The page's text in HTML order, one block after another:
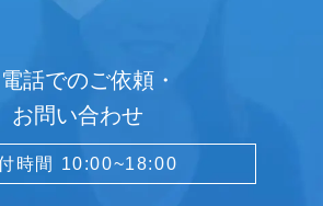
話でのご依頼・
お問い合わせ
時間 10:00~18:00